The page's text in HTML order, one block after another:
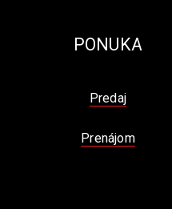
PONUKA
Predaj
Prenájom